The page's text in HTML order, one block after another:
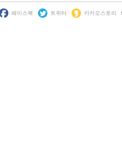
페이스북 트위터 카카오스토리